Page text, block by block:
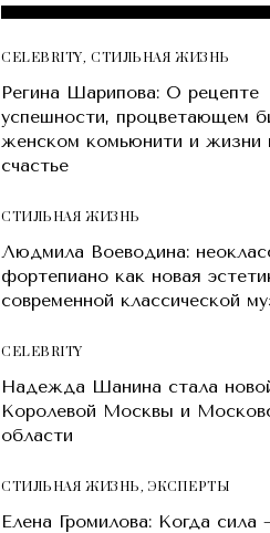
CELEBRITY,СТИЛЬНАЯ ЖИЗНЬ
Регина Шарипова: О рецепте
успешности, процветающем
женском комьюнити и жизни
счастье
СТИЛЬНАЯ ЖИЗНЬ
Людмила Воеводина:
фортепиано как новая
современной классической
CELEBRITY
Надежда Шанина стала
Королевой Москвы и
области
СТИЛЬНАЯ ЖИЗНЬ, ЭКСПЕРТЫ
Елена Громилова: Когда